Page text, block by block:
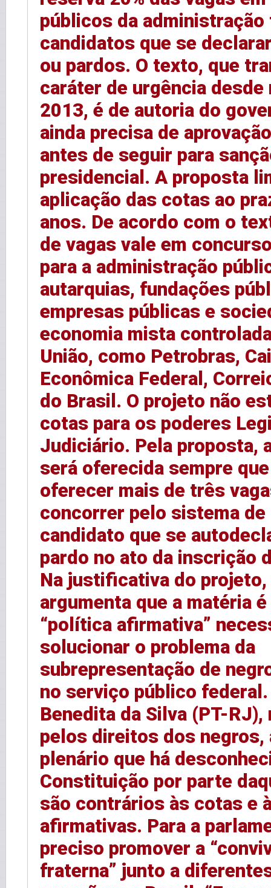
públicos da administração
candidatos que se
ou pardos. O texto, que
caráter de urgência desde
2013, é de autoria do
ainda precisa de
antes de seguir para
presidencial. A proposta
aplicação das cotas ao
anos. De acordo com o
de vagas vale em
para a administração
autarquias, fundações
empresas públicas e
economia mista
União, como Petrobras,
Econômica Federal,
do Brasil. O projeto não
cotas para os poderes
Judiciário. Pela proposta,
será oferecida sempre
oferecer mais de três
concorrer pelo sistema
candidato que se
pardo no ato da inscrição
Na justificativa do
argumenta que a matéria é
“política afirmativa”
solucionar o problema da
subrepresentação de
no serviço público
Benedita da Silva (PT-
pelos direitos dos negros,
plenário que há
Constituição por parte
são contrários às cotas e
afirmativas. Para a
preciso promover a
fraterna” junto a